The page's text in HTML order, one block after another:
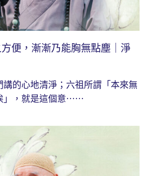
便，漸漸乃能胸無點塵｜淨
講的心地清淨；六祖所謂「本來無
」，就是這個意⋯⋯